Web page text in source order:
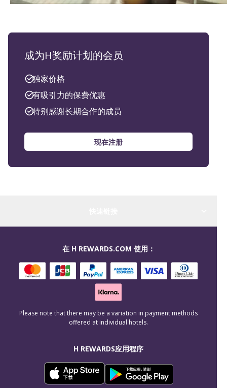
成为H奖励计划的会员
独家价格
有吸引力的保费优惠
特别感谢长期合作的成员
现在注册
H REWARDS应用程序
在 H REWARDS.COM 使用：
Please note that there may be a variation in payment methods
offered at individual hotels.